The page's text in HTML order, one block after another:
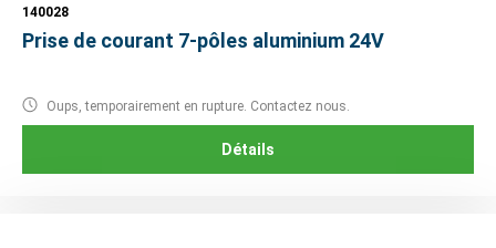
140028
Prise de courant 7-pôles aluminium 24V
Oups, temporairement en rupture. Contactez nous.
Détails